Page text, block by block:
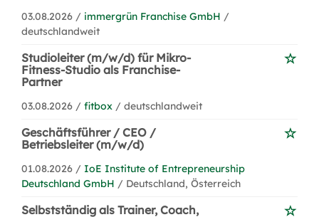
03.08.2026 / immergrün Franchise GmbH /
deutschlandweit
Studioleiter (m/w/d) für Mikro-
Fitness-Studio als Franchise-
Partner
03.08.2026 / fitbox / deutschlandweit
Geschäftsführer / CEO /
Betriebsleiter (m/w/d)
01.08.2026 / IoE Institute of Entrepreneurship
Deutschland GmbH / Deutschland, Österreich
Selbstständig als Trainer, Coach,